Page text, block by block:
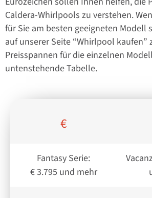
Caldera-Whirlpools zu verstehen.
für Sie am besten geeigneten Modell
auf unserer Seite “Whirlpool kaufen”
Preisspannen für die einzelnen
untenstehende Tabelle.
€
Fantasy Serie:
€ 3.795 und mehr